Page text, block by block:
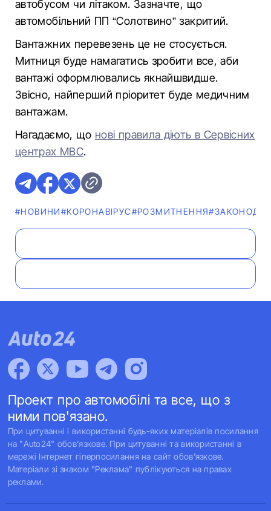
автобусом чи літаком. Зазначте, що
автомобільний ПП “Солотвино” закритий.
Вантажних перевезень це не стосується.
Митниця буде намагатись зробити все, аби
вантажі оформлювались якнайшвидше.
Звісно, найперший пріоритет буде медичним
вантажам.
Нагадаємо, що нові правила діють в Сервісних
центрах МВС.
#НОВИНИ#КОРОНАВІРУС#РОЗМИТНЕННЯ
Проект про автомобілі та все, що з
ними пов'язано.
При цитуванні і використанні будь-яких матеріалів посилання
на "Auto24" обов'язкове. При цитуванні та використанні в
мережі Інтернет гіперпосилання на сайт обов'язкове.
Матеріали зі знаком "Реклама" публікуються на правах
реклами.